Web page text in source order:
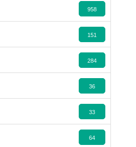
958
151
284
36
33
64